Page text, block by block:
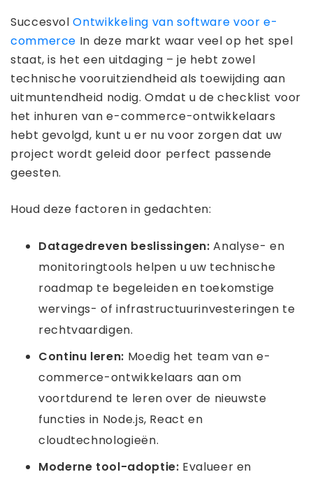
SuccesvolOntwikkeling van software voor e-
commerce In deze markt waar veel op het spel
staat, is het een uitdaging – je hebt zowel
technische vooruitziendheid als toewijding aan
uitmuntendheid nodig. Omdat u de checklist voor
het inhuren van e-commerce-ontwikkelaars
hebt gevolgd, kunt u er nu voor zorgen dat uw
project wordt geleid door perfect passende
geesten.
Houd deze factoren in gedachten:
Datagedreven beslissingen:Analyse- en
monitoringtools helpen u uw technische
roadmap te begeleiden en toekomstige
wervings- of infrastructuurinvesteringen te
rechtvaardigen.
Continu leren: Moedig het team van e-
commerce-ontwikkelaars aan om
voortdurend te leren over de nieuwste
functies in Node.js, React en
cloudtechnologieën.
Moderne tool-adoptie: Evalueer en